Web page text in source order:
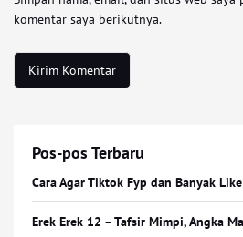
komentar saya berikutnya.
Pos-pos Terbaru
Cara Agar Tiktok Fyp dan Banyak Like
Erek Erek 12 – Tafsir Mimpi, Angka